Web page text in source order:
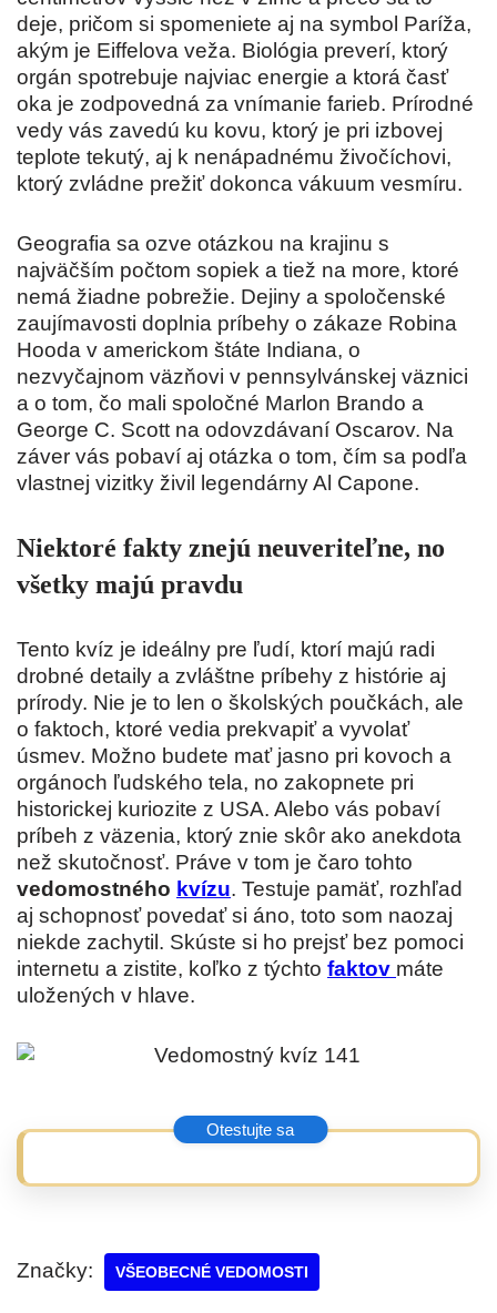
deje, pričom si spomeniete aj na symbol Paríža,
akým je Eiffelova veža. Biológia preverí, ktorý
orgán spotrebuje najviac energie a ktorá časť
oka je zodpovedná za vnímanie farieb. Prírodné
vedy vás zavedú ku kovu, ktorý je pri izbovej
teplote tekutý, aj k nenápadnému živočíchovi,
ktorý zvládne prežiť dokonca vákuum vesmíru.
Geografia sa ozve otázkou na krajinu s
najväčším počtom sopiek a tiež na more, ktoré
nemá žiadne pobrežie. Dejiny a spoločenské
zaujímavosti doplnia príbehy o zákaze Robina
Hooda v americkom štáte Indiana, o
nezvyčajnom väzňovi v pennsylvánskej väznici
a o tom, čo mali spoločné Marlon Brando a
George C. Scott na odovzdávaní Oscarov. Na
záver vás pobaví aj otázka o tom, čím sa podľa
vlastnej vizitky živil legendárnyAl Capone.
Niektoré fakty znejú neuveriteľne, no
všetky majú pravdu
Tento kvíz je ideálny pre ľudí, ktorí majú radi
drobné detaily a zvláštne príbehy z histórie aj
prírody. Nie je to len o školských poučkách, ale
o faktoch, ktoré vedia prekvapiť a vyvolať
úsmev. Možno budete mať jasno pri kovoch a
orgánoch ľudského tela, no zakopnete pri
historickej kuriozite z USA. Alebo vás pobaví
príbeh z väzenia, ktorý znie skôr ako anekdota
než skutočnosť. Práve v tom je čaro tohto
vedomostného kvízu. Testuje pamäť, rozhľad
aj schopnosť povedať si áno, toto som naozaj
niekde zachytil. Skúste si ho prejsť bez pomoci
internetu a zistite, koľko z týchto faktov máte
uložených v hlave.
Značky: VŠEOBECNÉ VEDOMOSTI